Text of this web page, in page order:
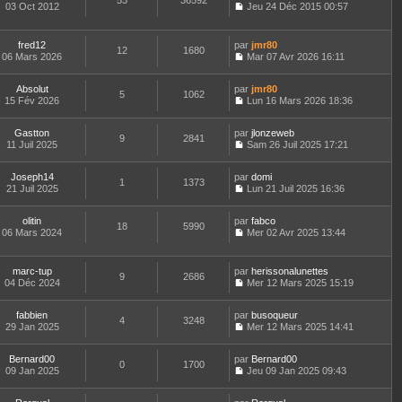
d
n
m
e
s
s
a
e
r
e
d
e
r
n
e
r
m
s
a
03 Oct 2012
s
u
l
t
e
l
e
d
n
m
e
s
a
g
Jeu 24 Déc 2015 00:57
fred12
06 Mars 2026
12 1680 par jmr80
o
n
s
t
e
e
d
e
r
n
m
e
s
a
g
e
Mar 07 Avr 2026 16:11
Absolut
15 Fév 2026
5 1062 par jmr80
o
n
s
t
e
e
d
n
m
e
s
a
g
e
Lun 16 Mars 2026 18:36
Gastton
11 Juil 2025
9 2841 par jlonzeweb
o
n
s
t
e
l
e
d
n
m
e
s
Sam 26 Juil 2025 17:21
Joseph14
21 Juil 2025
1 1373 par domi
o
n
s
l
t
e
l
e
d
n
Lun 21 Juil 2025 16:36
olitin
06 Mars 2024
18 5990 par fabco
s
u
l
t
e
l
e
d
Mer 02 Avr 2025 13:44
marc-tup
04 Déc 2024
9 2686 par herissonalunettes
o
n
s
t
e
Mer 12 Mars 2025 15:19
fabbien
29 Jan 2025
4 3248 par busoqueur
o
n
s
Mer 12 Mars 2025 14:41
Bernard00
09 Jan 2025
0 1700 par Bernard00
o
Jeu 09 Jan 2025 09:43